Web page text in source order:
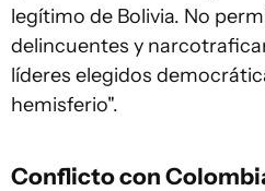
legítimo de Bolivia. No
delincuentes y
líderes elegidos
hemisferio".
Conflicto con